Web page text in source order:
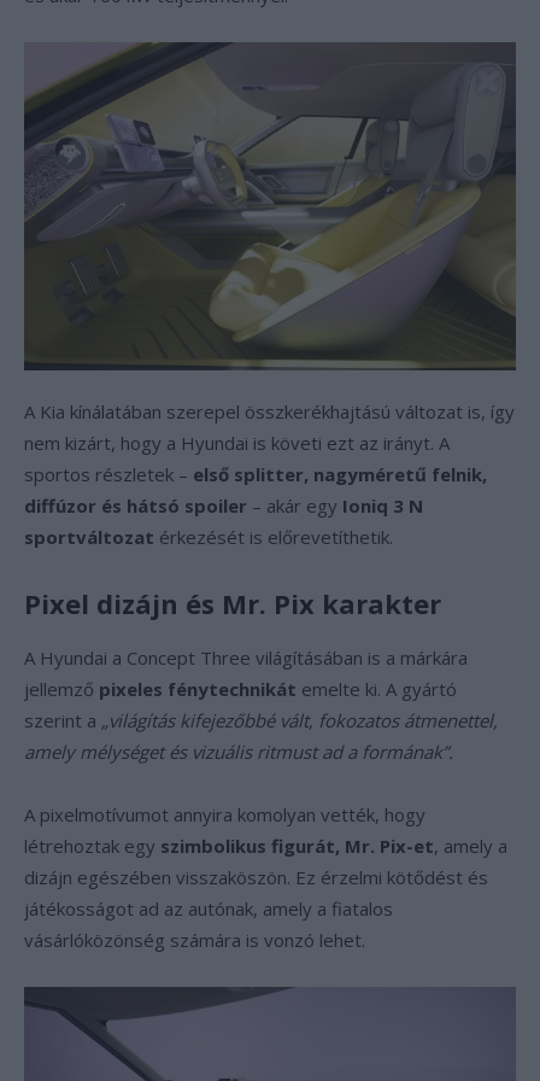
A Kia kínálatában szerepel összkerékhajtású változat is, így
nem kizárt, hogy a Hyundai is követi ezt az irányt. A
sportos részletek – első splitter, nagyméretű felnik,
diffúzor és hátsó spoiler – akár egy Ioniq 3 N
sportváltozat érkezését is előrevetíthetik.
Pixel dizájn és Mr. Pix karakter
A Hyundai a Concept Three világításában is a márkára
jellemző pixeles fénytechnikát emelte ki. A gyártó
szerint a „világítás kifejezőbbé vált, fokozatos átmenettel,
amely mélységet és vizuális ritmust ad a formának”.
A pixelmotívumot annyira komolyan vették, hogy
létrehoztak egy szimbolikus figurát, Mr. Pix-et, amely a
dizájn egészében visszaköszön. Ez érzelmi kötődést és
játékosságot ad az autónak, amely a fiatalos
vásárlóközönség számára is vonzó lehet.